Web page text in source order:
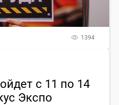
1394
с 11 по 14
Экспо